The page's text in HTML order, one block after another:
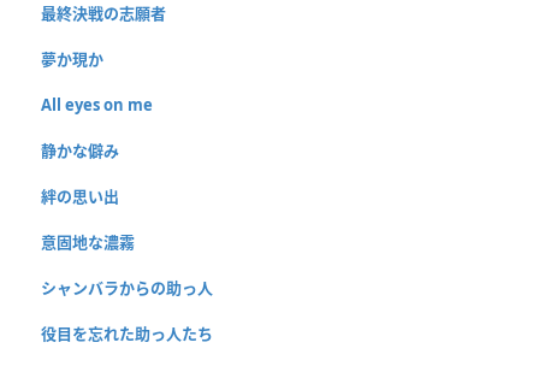
最終決戦の志願者
夢か現か
All eyes on me
静かな僻み
絆の思い出
意固地な濃霧
シャンバラからの助っ人
役目を忘れた助っ人たち